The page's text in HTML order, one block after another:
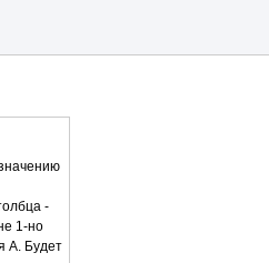
-
1-но
A. Будет